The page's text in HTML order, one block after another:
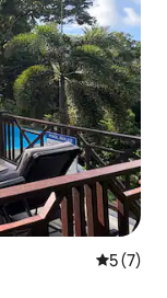
Середня
5 (7)